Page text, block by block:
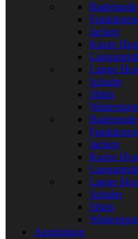
Bademode
Jacken
Kurze
Lange
Schuhe
Shirts
Bademode
Jacken
Kurze
Lange
Schuhe
Shirts
Ausrüstung